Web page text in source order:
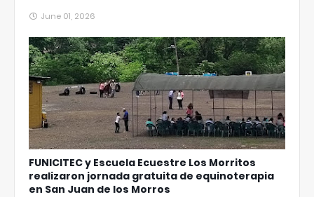
June 01, 2026
FUNICITEC y Escuela Ecuestre Los Morritos
realizaron jornada gratuita de equinoterapia
en San Juan de los Morros